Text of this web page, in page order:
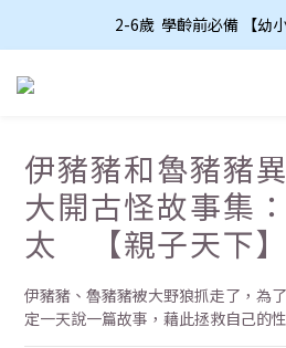
2-6歲  學齡前必備 【幼
伊豬豬和魯豬豬
大開古怪故事集
太 【親子天下】
伊豬豬、魯豬豬被大野狼抓走了，為
定一天說一篇故事，藉此拯救自己的